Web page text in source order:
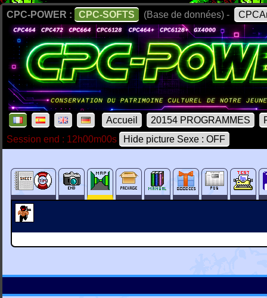
CPC-POWER : CPC-SOFTS (Base de données) -
Accueil 20154 PROGRAMMES
Session end : 12h00m00s
Hide picture Sexe : OFF